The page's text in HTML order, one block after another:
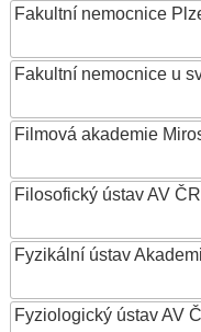
Fakultní nemocnice
Fakultní nemocnice u
Filmová akademie
Filosofický ústav AV ČR
Fyzikální ústav
Fyziologický ústav AV